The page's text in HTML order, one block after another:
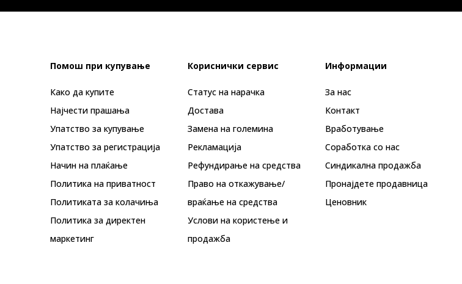
Помош при купување
Како да купите
Најчести прашања
Упатство за купување
Упатство за регистрација
Начин на плаќање
Политика на приватност
Политиката за колачиња
Политика за директен
маркетинг
Кориснички сервис
Статус на нарачка
Достава
Замена на големина
Рекламациja
Рефундирање на средства
Право на откажување/
враќање на средства
Услови на користење и
продажба
Информации
За нас
Контакт
Вработување
Соработка со нас
Синдикална продажба
Пронајдете продавница
Ценовник